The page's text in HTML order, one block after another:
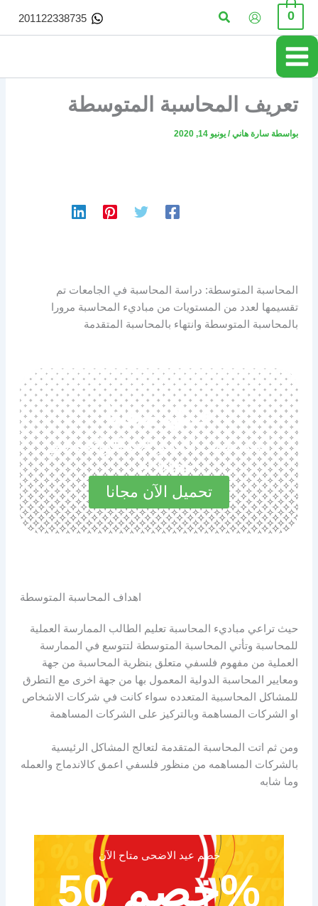
تخطي
المحتوى
0 البحث 201122338735
تعريف المحاسبة المتوسطة
بواسطة سارة هاني/ يونيو 14, 2020
المحاسبة المتوسطة: دراسة المحاسبة في الجامعات تم
تقسيمها لعدد من المستويات من مباديء المحاسبة مرورا
بالمحاسبة المتوسطة وانتهاء بالمحاسبة المتقدمة
حمل مجانا
استكشف المميزات الرائعة في
مجاناً الآن
تحميل الآن مجانا
اهداف المحاسبة المتوسطة
حيث تراعي مباديء المحاسبة تعليم الطالب الممارسة العملية
للمحاسبة وتأتي المحاسبة المتوسطة لتتوسع في الممارسة
العملية من مفهوم فلسفي متعلق بنظرية المحاسبة من جهة
ومعايير المحاسبة الدولية المعمول بها من جهة اخرى مع التطرق
للمشاكل المحاسبية المتعدده سواء كانت في شركات الاشخاص
او الشركات المساهمة وبالتركيز على الشركات المساهمة
ومن ثم اتت المحاسبة المتقدمة لتعالج المشاكل الرئيسية
بالشركات المساهمه من منظور فلسفي اعمق كالاندماج والعمله
وما شابه
خصم عيد الاضحى متاح الآن
خصم 50%